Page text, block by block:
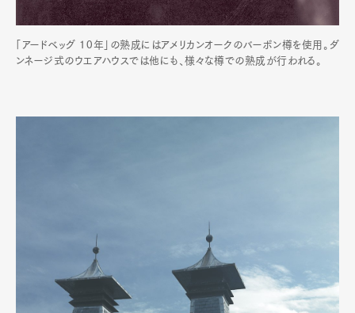
「アードベッグ 10年」の熟成にはアメリカンオークのバーボン樽を使用。ダ
ンネージ式のウエアハウスでは他にも、様々な樽での熟成が行われる。